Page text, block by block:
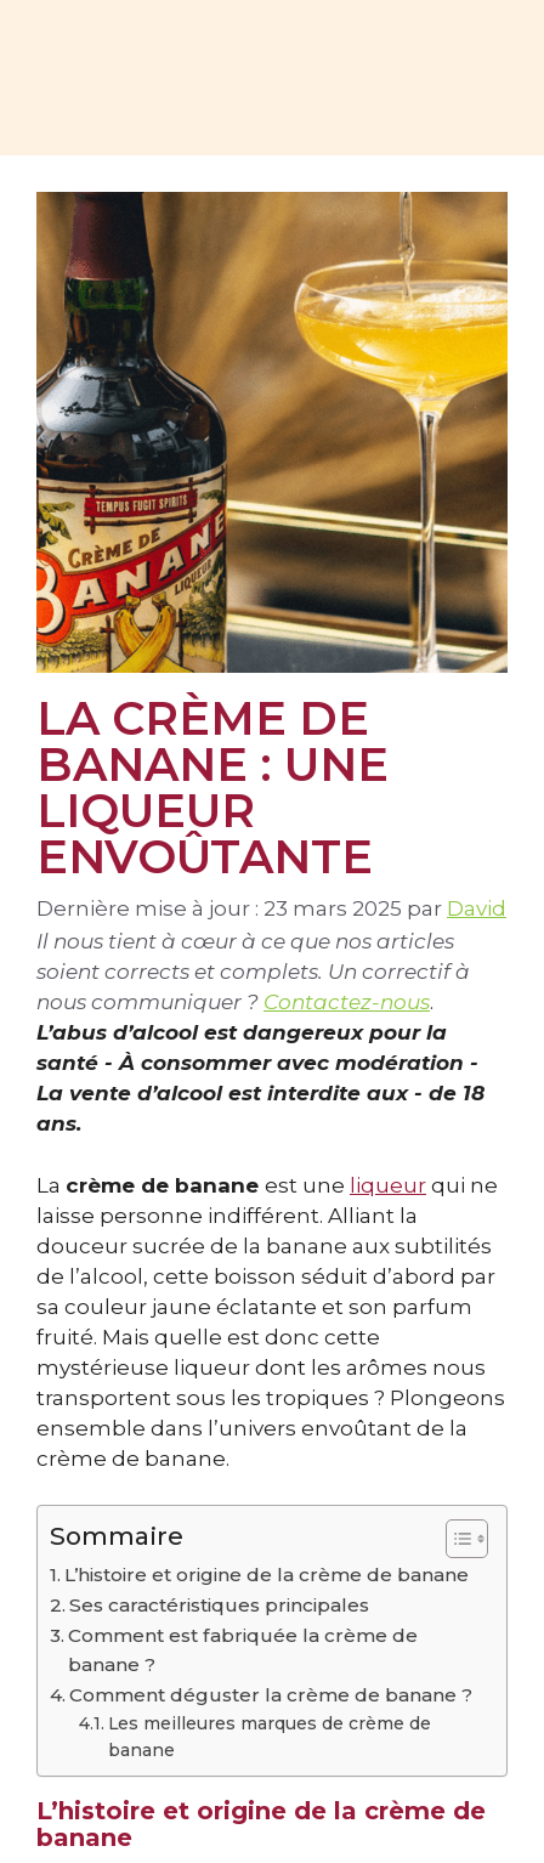
LA CRÈME DE
BANANE : UNE
LIQUEUR
ENVOÛTANTE
Dernière mise à jour : 23 mars 2025 par David
Il nous tient à cœur à ce que nos articles
soient corrects et complets. Un correctif à
nous communiquer ? Contactez-nous.
L’abus d’alcool est dangereux pour la
santé - À consommer avec modération -
La vente d’alcool est interdite aux - de 18
ans.
La crème de banane est une liqueur qui ne
laisse personne indifférent. Alliant la
douceur sucrée de la banane aux subtilités
de l’alcool, cette boisson séduit d’abord par
sa couleur jaune éclatante et son parfum
fruité. Mais quelle est donc cette
mystérieuse liqueur dont les arômes nous
transportent sous les tropiques ? Plongeons
ensemble dans l’univers envoûtant de la
crème de banane.
Sommaire
L’histoire et origine de la crème de banane
Ses caractéristiques principales
Comment est fabriquée la crème de
banane ?
Comment déguster la crème de banane ?
Les meilleures marques de crème de
banane
L’histoire et origine de la crème de
banane